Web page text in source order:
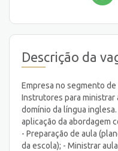
Descrição da
Empresa no segmento
Instrutores para ministrar
domínio da língua
aplicação da abordagem
- Preparação de aula
da escola); - Ministrar